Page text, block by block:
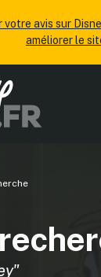
votre avis sur
améliorer le